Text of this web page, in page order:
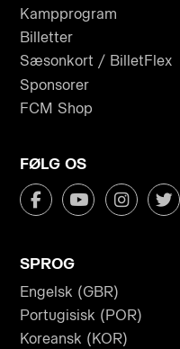
Kampprogram
Billetter
Sæsonkort / BilletFlex
Sponsorer
FCM Shop
FØLG OS
SPROG
Engelsk (GBR)
Portugisisk (POR)
Koreansk (KOR)